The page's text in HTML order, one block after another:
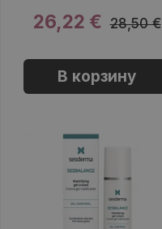
26,22 € 28,50 €
В корзину